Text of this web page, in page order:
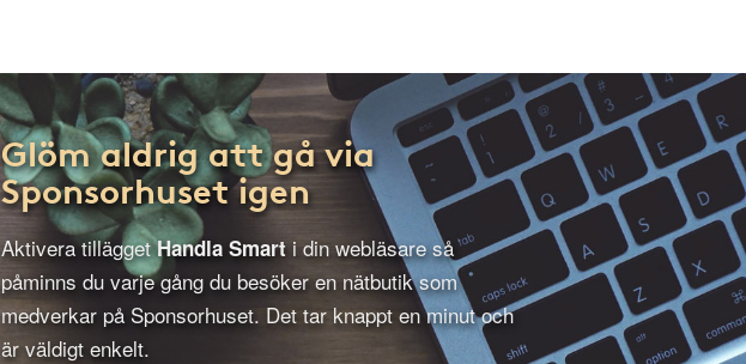
Glöm aldrig att gå via
Sponsorhuset igen
Aktivera tilläggetHandla Smarti din webläsare så
påminns du varje gång du besöker en nätbutik som
medverkar på Sponsorhuset. Det tar knappt en minut och
är väldigt enkelt.